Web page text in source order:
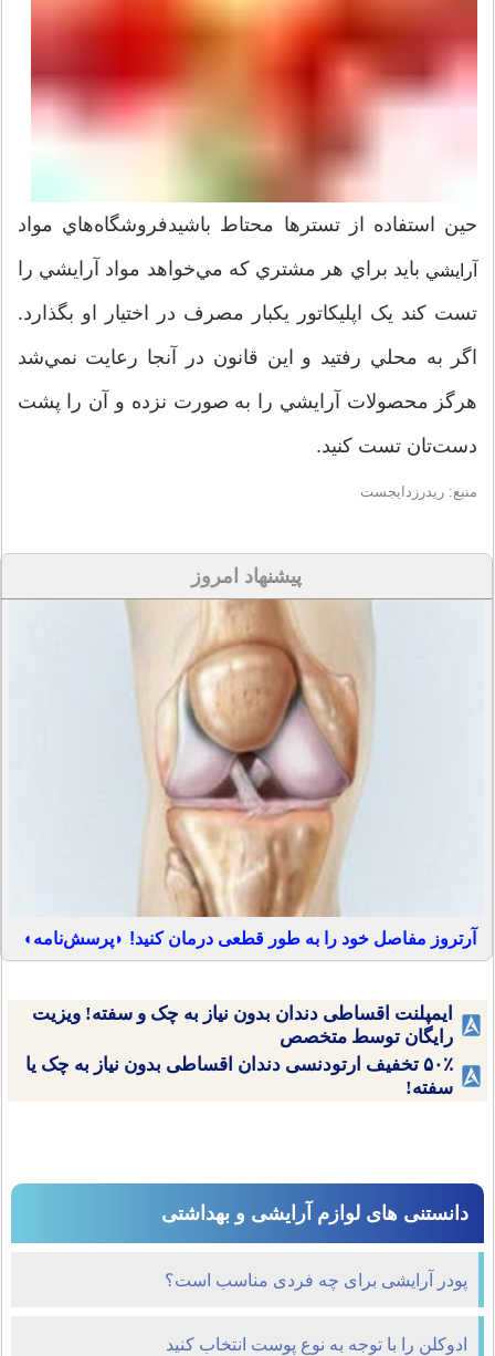
حين استفاده از تسترها محتاط باشيدفروشگاه‌هاي مواد
آرايشي بايد براي هر مشتري که مي‌خواهد مواد آرايشي را
تست کند يک اپليکاتور يکبار مصرف در اختيار او بگذارد.
اگر به محلي رفتيد و اين قانون در آنجا رعايت نمي‌شد
هرگز محصولات آرايشي را به صورت نزده و آن را پشت
دست‌تان تست کنيد.
منبع: ريدرزدايجست
پیشنهاد امروز
آرتروز مفاصل خود را به طور قطعی درمان کنید! ◗پرسش‌نامه◖
ایمپلنت اقساطی دندان بدون نیاز به چک و سفته! ویزیت
رایگان توسط متخصص
۵۰٪ تخفیف ارتودنسی دندان اقساطی بدون نیاز به چک یا
سفته!
دانستنی های لوازم آرایشی و بهداشتی
پودر آرایشی برای چه فردی مناسب است؟
ادوکلن را با توجه به نوع پوست انتخاب کنيد